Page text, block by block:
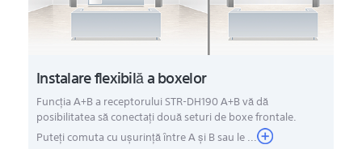
Instalare flexibilă a boxelor
Funcţia A+B a receptorului STR-DH190 A+B vă dă
posibilitatea să conectaţi două seturi de boxe frontale.
Puteţi comuta cu uşurinţă între A şi B sau le ...